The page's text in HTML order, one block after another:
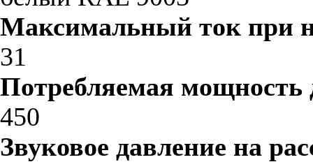
Максимальный ток при
31
Потребляемая мощность
450
Звуковое давление на